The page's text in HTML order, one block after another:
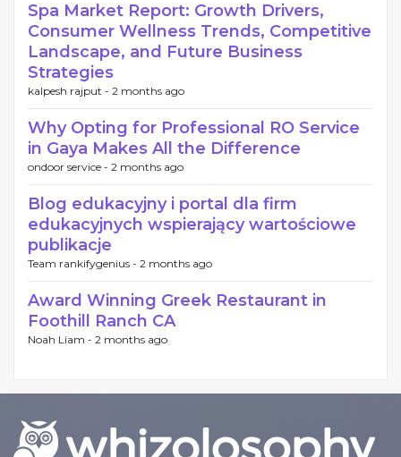
Spa Market Report: Growth Drivers,
Consumer Wellness Trends, Competitive
Landscape, and Future Business
Strategies
kalpesh rajput - 2 months ago
Why Opting for Professional RO Service
in Gaya Makes All the Difference
ondoor service - 2 months ago
Blog edukacyjny i portal dla firm
edukacyjnych wspierający wartościowe
publikacje
Team rankifygenius - 2 months ago
Award Winning Greek Restaurant in
Foothill Ranch CA
Noah Liam - 2 months ago